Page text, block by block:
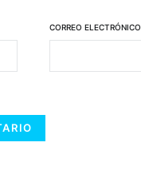
CORREO ELECTRÓNICO